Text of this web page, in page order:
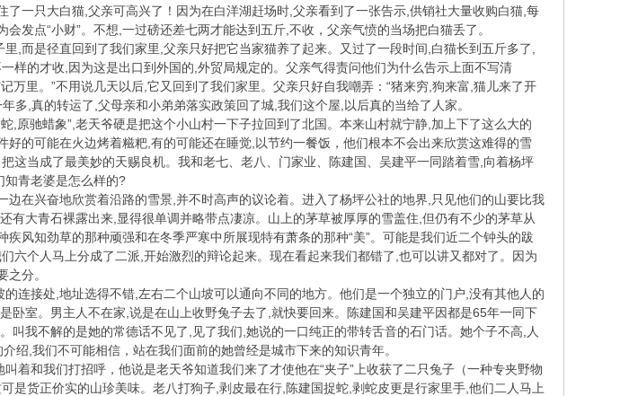
一只大白猫,父亲可高兴了！因为在白洋湖赶场时,父亲看到了一张告示,供销社大量收购白猫,每
发点“小财”。不想,一过磅还差七两才能达到五斤,不收，父亲气愤的当场把白猫丢了。
,而是径直回到了我们家里,父亲只好把它当家猫养了起来。又过了一段时间,白猫长到五斤多了,
样的才收,因为这是出口到外国的,外贸局规定的。父亲气得责问他们为什么告示上面不写清
里。”不用说几天以后,它又回到了我们家里。父亲只好自我嘲弄：“猪来穷,狗来富,猫儿来了开
多,真的转运了,父母亲和小弟弟落实政策回了城,我们这个屋,以后真的当给了人家。
,原驰蜡象”,老天爷硬是把这个小山村一下子拉回到了北国。本来山村就宁静,加上下了这么大的
的可能在火边烤着糍粑,有的可能还在睡觉,以节约一餐饭，他们根本不会出来欣赏这难得的雪
这当成了最美妙的天赐良机。我和老七、老八、门家业、陈建国、吴建平一同踏着雪,向着杨坪
知青老婆是怎么样的?
边在兴奋地欣赏着沿路的雪景,并不时高声的议论着。进入了杨坪公社的地界,只见他们的山要比我
有大青石裸露出来,显得很单调并略带点凄凉。山上的茅草被厚厚的雪盖住,但仍有不少的茅草从
风知劲草的那种顽强和在冬季严寒中所展现特有萧条的那种“美”。可能是我们近二个钟头的跋
六个人马上分成了二派,开始激烈的辩论起来。现在看起来我们都错了,也可以讲又都对了。因为
分。
连接处,地址选得不错,左右二个山坡可以通向不同的地方。他们是一个独立的门户,没有其他人的
卧室。男主人不在家,说是在山上收野兔子去了,就快要回来。陈建国和吴建平因都是65年一同下
叫我不解的是她的常德话不见了,见了我们,她说的一口纯正的带转舌音的石门话。她个子不高,人
绍,我们不可能相信，站在我们面前的她曾经是城市下来的知识青年。
着和我们打招呼，他说是老天爷知道我们来了才使他在“夹子”上收获了二只兔子（一种专夹野物
是货正价实的山珍美味。老八打狗子,剥皮最在行,陈建国捉蛇,剥蛇皮更是行家里手,他们二人马上